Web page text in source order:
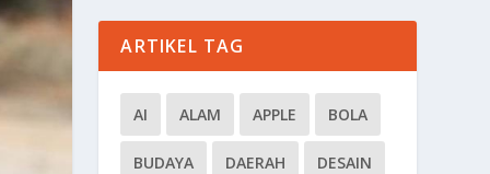
ARTIKEL TAG
AI ALAM APPLE BOLA
BUDAYA DAERAH DESAIN